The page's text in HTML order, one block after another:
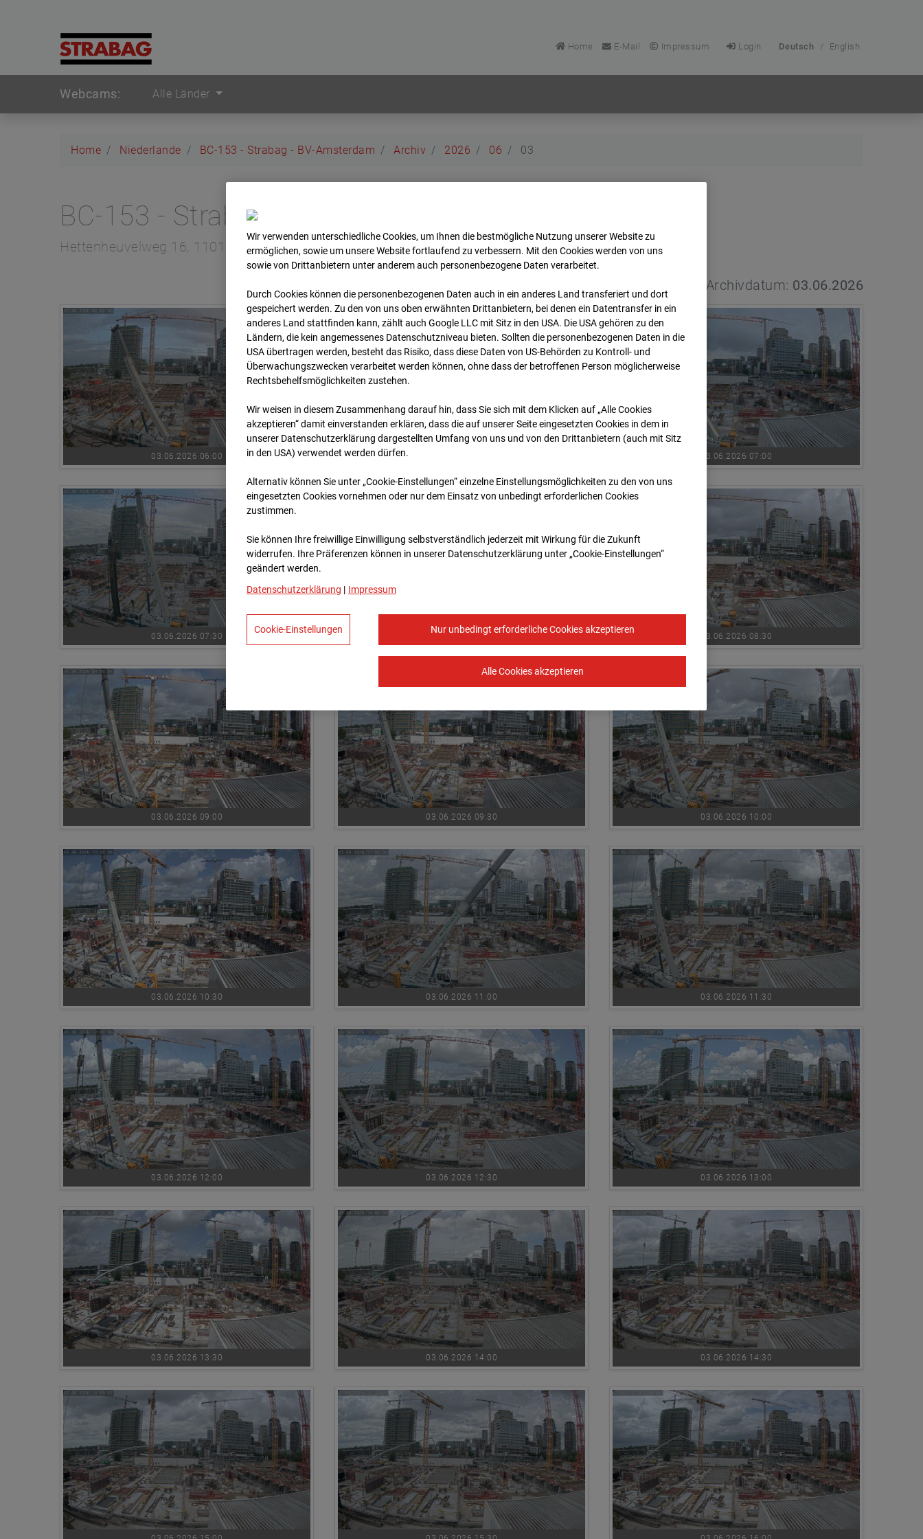
Home E-Mail Impressum Login Deutsch / English
Webcams: Alle Länder
Home Niederlande BC-153 - Strabag - BV-Amsterdam Archiv 2026 06 03
BC-153 - Strabag - BV-Amsterdam
Hettenheuvelweg 16, 1101 BN Amsterdam
Archivdatum: 03.06.2026
03.06.2026 06:00 03.06.2026 07:00
03.06.2026 07:30 03.06.2026 08:00 03.06.2026 08:30
03.06.2026 09:00 03.06.2026 09:30 03.06.2026 10:00
03.06.2026 10:30 03.06.2026 11:00 03.06.2026 11:30
03.06.2026 12:00 03.06.2026 12:30 03.06.2026 13:00
03.06.2026 13:30 03.06.2026 14:00 03.06.2026 14:30
Wir verwenden unterschiedliche Cookies, um Ihnen die best­mögliche Nutzung unserer Website zu
ermöglichen, sowie um unsere Website fortlaufend zu verbessern. Mit den Cookies werden von uns
sowie von Drittanbietern unter anderem auch personenbezogene Daten verarbeitet.
Durch Cookies können die personenbezogenen Daten auch in ein anderes Land transferiert und dort
gespeichert werden. Zu den von uns oben erwähnten Drittanbietern, bei denen ein Datentransfer in ein
anderes Land stattfinden kann, zählt auch Google LLC mit Sitz in den USA. Die USA gehören zu den
Ländern, die kein angemessenes Datenschutzniveau bieten. Sollten die personenbezogenen Daten in die
USA übertragen werden, besteht das Risiko, dass diese Daten von US-Behörden zu Kontroll- und
Überwachungszwecken verarbeitet werden können, ohne dass der betroffenen Person möglicherweise
Rechtsbehelfsmöglichkeiten zustehen.
Wir weisen in diesem Zusammenhang darauf hin, dass Sie sich mit dem Klicken auf „Alle Cookies
akzeptieren“ damit ein­ver­standen erklären, dass die auf unserer Seite eingesetzten Cookies in dem in
unserer Datenschutzerklärung dargestellten Umfang von uns und von den Drittanbietern (auch mit Sitz
in den USA) verwendet werden dürfen.
Alternativ können Sie unter „Cookie-Einstellungen“ einzelne Einstellungsmöglichkeiten zu den von uns
eingesetzten Cookies vornehmen oder nur dem Einsatz von unbedingt erforderlichen Cookies
zustimmen.
Sie können Ihre freiwillige Einwilligung selbstverständlich jederzeit mit Wirkung für die Zukunft
widerrufen. Ihre Prä­fe­renzen können in unserer Datenschutzerklärung unter „Cookie-Einstellungen“
geändert werden.
Datenschutzerklärung | Impressum
Nur unbedingt erforderliche Cookies akzeptieren
Alle Cookies akzeptieren
Cookie-Einstellungen